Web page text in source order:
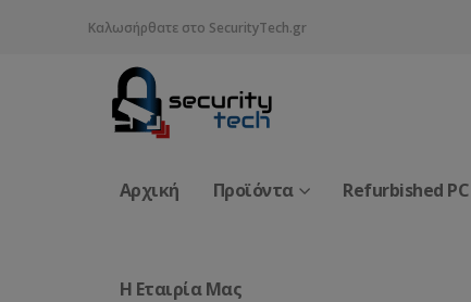
Καλωσήρθατε στο SecurityTech.gr
Αρχική Προϊόντα Refurbished
Η Εταιρία Μας